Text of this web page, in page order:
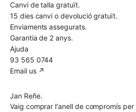
Canvi de talla gratuït.
15 dies canvi o devolució gratuït.
Enviaments assegurats.
Garantia de 2 anys.
Ajuda
93 565 0744
Email us ↗︎
Jan Reñe.
Vaig comprar l'anell de compromís per